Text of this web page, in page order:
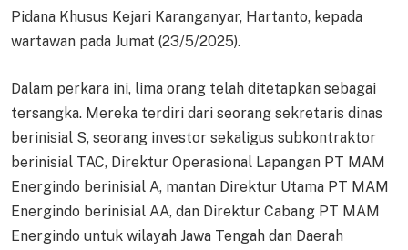
Pidana Khusus Kejari Karanganyar, Hartanto, kepada
wartawan pada Jumat (23/5/2025).
Dalam perkara ini, lima orang telah ditetapkan sebagai
tersangka. Mereka terdiri dari seorang sekretaris dinas
berinisial S, seorang investor sekaligus subkontraktor
berinisial TAC, Direktur Operasional Lapangan PT MAM
Energindo berinisial A, mantan Direktur Utama PT MAM
Energindo berinisial AA, dan Direktur Cabang PT MAM
Energindo untuk wilayah Jawa Tengah dan Daerah